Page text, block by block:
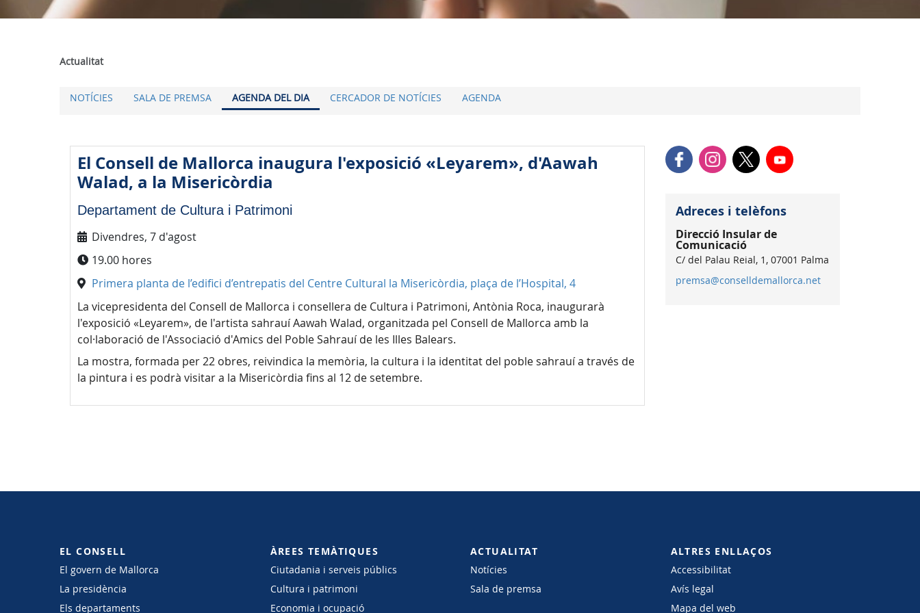
Actualitat
NOTÍCIES SALA DE PREMSA AGENDA DEL DIA CERCADOR DE NOTÍCIES AGENDA
El Consell de Mallorca inaugura l'exposició «Leyarem», d'Aawah
Walad, a la Misericòrdia
Departament de Cultura i Patrimoni
Divendres, 7 d'agost
19.00 hores
Primera planta de l’edifici d’entrepatis del Centre Cultural la Misericòrdia, plaça de l’Hospital, 4
La vicepresidenta del Consell de Mallorca i consellera de Cultura i Patrimoni, Antònia Roca, inaugurarà
l'exposició «Leyarem», de l'artista sahrauí Aawah Walad, organitzada pel Consell de Mallorca amb la
col·laboració de l'Associació d'Amics del Poble Sahrauí de les Illes Balears.
La mostra, formada per 22 obres, reivindica la memòria, la cultura i la identitat del poble sahrauí a través de
la pintura i es podrà visitar a la Misericòrdia fins al 12 de setembre.
Adreces i telèfons
Direcció Insular de
Comunicació
C/ del Palau Reial, 1, 07001 Palma
premsa@conselldemallorca.net
EL CONSELL
El govern de Mallorca
La presidència
Els departaments
ÀREES TEMÀTIQUES
Ciutadania i serveis públics
Cultura i patrimoni
Economia i ocupació
ACTUALITAT
Notícies
Sala de premsa
ALTRES ENLLAÇOS
Accessibilitat
Avís legal
Mapa del web